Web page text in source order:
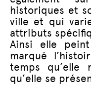
historiques et
ville et qui
attributs
Ainsi elle
marqué
temps qu’elle
qu’elle se